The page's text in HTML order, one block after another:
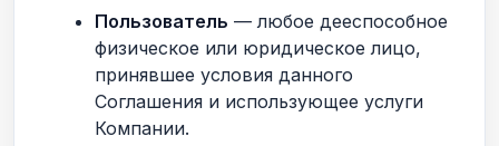
Пользователь — любое дееспособное
физическое или юридическое лицо,
принявшее условия данного
Соглашения и использующее услуги
Компании.